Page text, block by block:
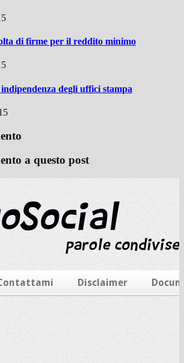
di firme per il reddito minimo
degli uffici stampa
a questo post